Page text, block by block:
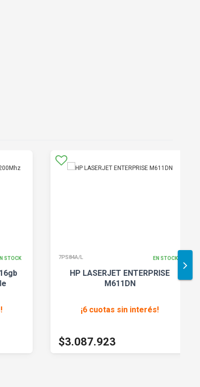
7PS84A/L EN STOCK
HP LASERJET ENTERPRISE
M611DN
¡6 cuotas sin interés!
$3.087.923